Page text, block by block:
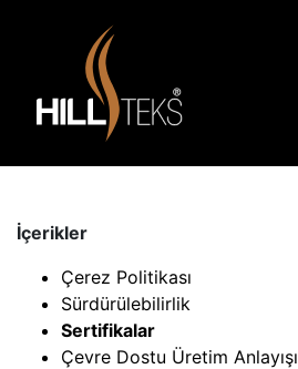
İçerikler
Çerez Politikası
Sürdürülebilirlik
Sertifikalar
Çevre Dostu Üretim Anlayışı